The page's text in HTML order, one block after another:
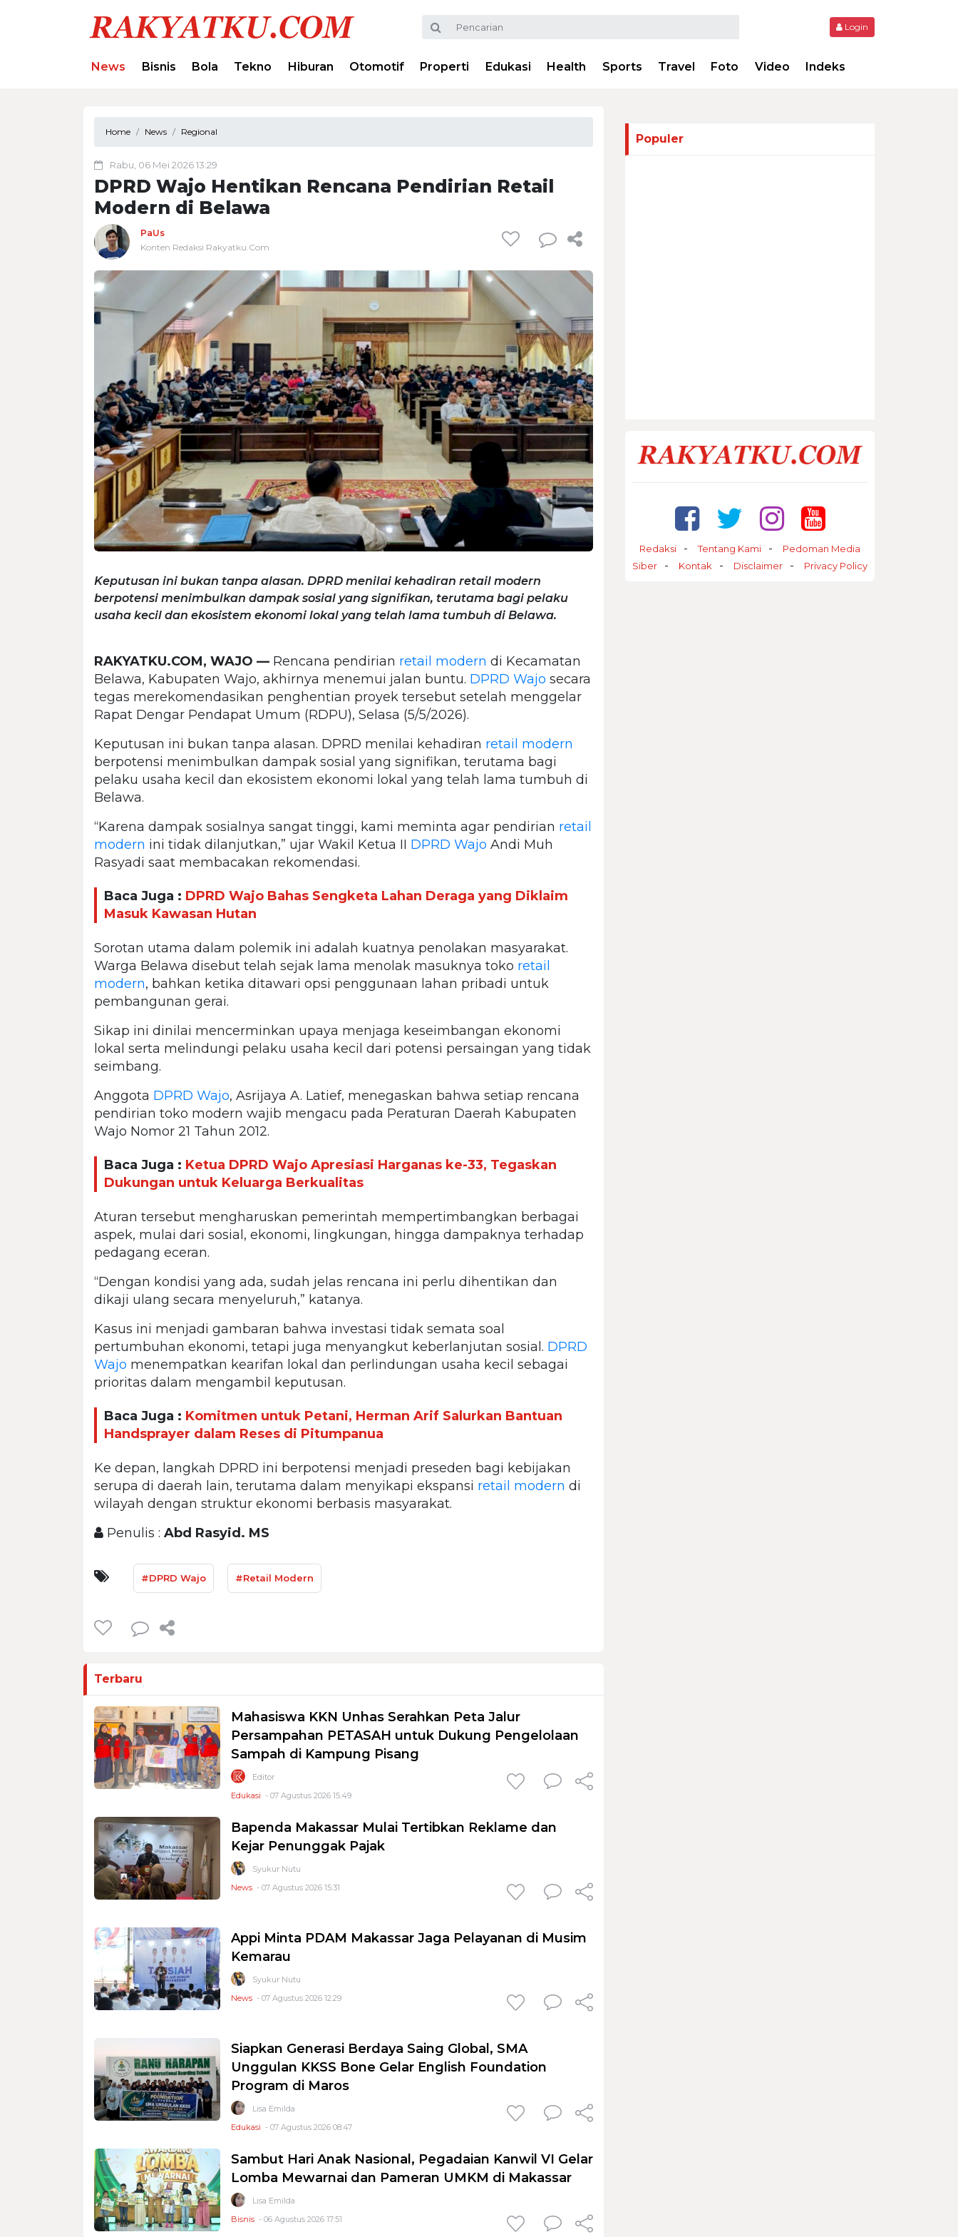
Login
News Bisnis Bola Tekno Hiburan Otomotif Properti Edukasi Health Sports Travel Foto Video Indeks
Home News Regional
Rabu, 06 Mei 2026 13:29
DPRD Wajo Hentikan Rencana Pendirian Retail
Modern di Belawa
PaUs
Konten Redaksi Rakyatku.Com
Keputusan ini bukan tanpa alasan. DPRD menilai kehadiran retail modern
berpotensi menimbulkan dampak sosial yang signifikan, terutama bagi pelaku
usaha kecil dan ekosistem ekonomi lokal yang telah lama tumbuh di Belawa.
RAKYATKU.COM, WAJO — Rencana pendirian retail modern di Kecamatan
Belawa, Kabupaten Wajo, akhirnya menemui jalan buntu. DPRD Wajo secara
tegas merekomendasikan penghentian proyek tersebut setelah menggelar
Rapat Dengar Pendapat Umum (RDPU), Selasa (5/5/2026).
Keputusan ini bukan tanpa alasan. DPRD menilai kehadiran retail modern
berpotensi menimbulkan dampak sosial yang signifikan, terutama bagi
pelaku usaha kecil dan ekosistem ekonomi lokal yang telah lama tumbuh di
Belawa.
“Karena dampak sosialnya sangat tinggi, kami meminta agar pendirian retail
modern ini tidak dilanjutkan,” ujar Wakil Ketua II DPRD Wajo Andi Muh
Rasyadi saat membacakan rekomendasi.
Baca Juga : DPRD Wajo Bahas Sengketa Lahan Deraga yang Diklaim
Masuk Kawasan Hutan
Sorotan utama dalam polemik ini adalah kuatnya penolakan masyarakat.
Warga Belawa disebut telah sejak lama menolak masuknya toko retail
modern, bahkan ketika ditawari opsi penggunaan lahan pribadi untuk
pembangunan gerai.
Sikap ini dinilai mencerminkan upaya menjaga keseimbangan ekonomi
lokal serta melindungi pelaku usaha kecil dari potensi persaingan yang tidak
seimbang.
Anggota DPRD Wajo, Asrijaya A. Latief, menegaskan bahwa setiap rencana
pendirian toko modern wajib mengacu pada Peraturan Daerah Kabupaten
Wajo Nomor 21 Tahun 2012.
Baca Juga : Ketua DPRD Wajo Apresiasi Harganas ke-33, Tegaskan
Dukungan untuk Keluarga Berkualitas
Aturan tersebut mengharuskan pemerintah mempertimbangkan berbagai
aspek, mulai dari sosial, ekonomi, lingkungan, hingga dampaknya terhadap
pedagang eceran.
“Dengan kondisi yang ada, sudah jelas rencana ini perlu dihentikan dan
dikaji ulang secara menyeluruh,” katanya.
Kasus ini menjadi gambaran bahwa investasi tidak semata soal
pertumbuhan ekonomi, tetapi juga menyangkut keberlanjutan sosial. DPRD
Wajo menempatkan kearifan lokal dan perlindungan usaha kecil sebagai
prioritas dalam mengambil keputusan.
Baca Juga : Komitmen untuk Petani, Herman Arif Salurkan Bantuan
Handsprayer dalam Reses di Pitumpanua
Ke depan, langkah DPRD ini berpotensi menjadi preseden bagi kebijakan
serupa di daerah lain, terutama dalam menyikapi ekspansi retail modern di
wilayah dengan struktur ekonomi berbasis masyarakat.
Penulis : Abd Rasyid. MS
#DPRD Wajo #Retail Modern
Terbaru
Mahasiswa KKN Unhas Serahkan Peta Jalur
Persampahan PETASAH untuk Dukung Pengelolaan
Sampah di Kampung Pisang
Editor
Edukasi - 07 Agustus 2026 15:49
Bapenda Makassar Mulai Tertibkan Reklame dan
Kejar Penunggak Pajak
Syukur Nutu
News - 07 Agustus 2026 15:31
Appi Minta PDAM Makassar Jaga Pelayanan di Musim
Kemarau
Syukur Nutu
News - 07 Agustus 2026 12:29
Siapkan Generasi Berdaya Saing Global, SMA
Unggulan KKSS Bone Gelar English Foundation
Program di Maros
Lisa Emilda
Edukasi - 07 Agustus 2026 08:47
Sambut Hari Anak Nasional, Pegadaian Kanwil VI Gelar
Lomba Mewarnai dan Pameran UMKM di Makassar
Lisa Emilda
Bisnis - 06 Agustus 2026 17:51
Populer
Redaksi Tentang Kami
Pedoman Media
Siber
Kontak Disclaimer Privacy Policy